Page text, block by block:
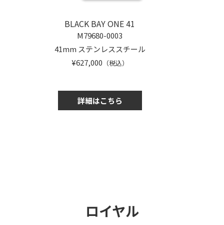
BLACK BAY ONE 41
M79680-0003
41mm ステンレススチール
¥627,000 （税込）
詳細はこちら
ロイヤル